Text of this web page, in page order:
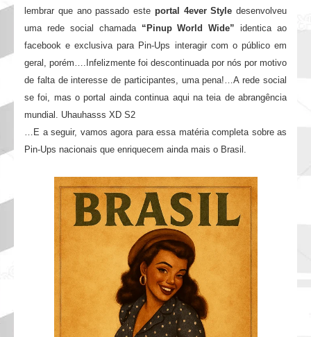
lembrar que ano passado este portal 4ever Style desenvolveu
uma rede social chamada “Pinup World Wide” identica ao
facebook e exclusiva para Pin-Ups interagir com o público em
geral, porém….Infelizmente foi descontinuada por nós por motivo
de falta de interesse de participantes, uma pena!…A rede social
se foi, mas o portal ainda continua aqui na teia de abrangência
mundial. Uhauhasss XD S2
…E a seguir, vamos agora para essa matéria completa sobre as
Pin-Ups nacionais que enriquecem ainda mais o Brasil.